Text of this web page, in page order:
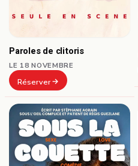
Paroles de clitoris
LE 18 NOVEMBRE
Réserver